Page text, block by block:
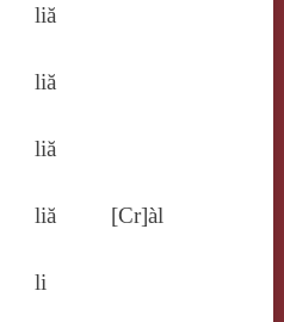
liă
liă
liă
liă [Cr]àl
li